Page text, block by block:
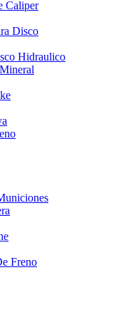
Caliper
Disco
Hidraulico
Freno